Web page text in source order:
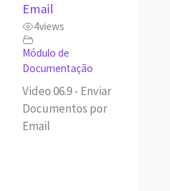
Email
4views
Módulo de
Documentação
Video 06.9 - Enviar
Documentos por
Email